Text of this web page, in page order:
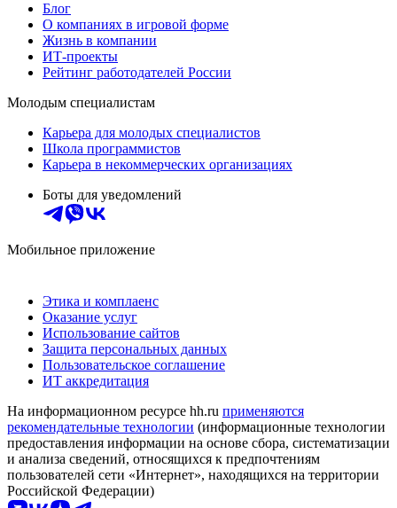
Блог
О компаниях в игровой форме
Жизнь в компании
ИТ-проекты
Рейтинг работодателей России
Молодым специалистам
Карьера для молодых специалистов
Школа программистов
Карьера в некоммерческих организациях
Боты для уведомлений
Мобильное приложение
Этика и комплаенс
Оказание услуг
Использование сайтов
Защита персональных данных
Пользовательское соглашение
ИТ аккредитация
На информационном ресурсе hh.ru применяются
рекомендательные технологии (информационные технологии
предоставления информации на основе сбора, систематизации
и анализа сведений, относящихся к предпочтениям
пользователей сети «Интернет», находящихся на территории
Российской Федерации)